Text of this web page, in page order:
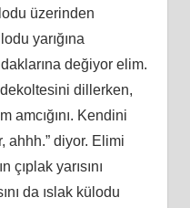
üzerinden
yarığına
değiyor elim.
dekoltesini dillerken,
amcığını. Kendini
ahhh.” diyor. Elimi
çıplak yarısını
da ıslak külodu